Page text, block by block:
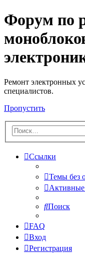
Регистрация
Форум по
Ремонт электронных
специалистов.
Пропустить
Ссылки
Темы без
Поиск
FAQ
Вход
Регистрация